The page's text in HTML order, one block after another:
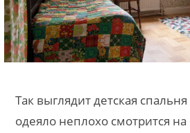
Так выглядит детская
одеяло неплохо смотрится